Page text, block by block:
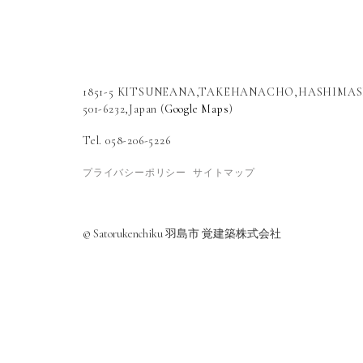
1851-5
501-6232,Japan (Google Maps)
Tel. 058-206-5226
プライバシーポリシー サイトマップ
© Satorukenchiku 羽島市 覚建築株式会社